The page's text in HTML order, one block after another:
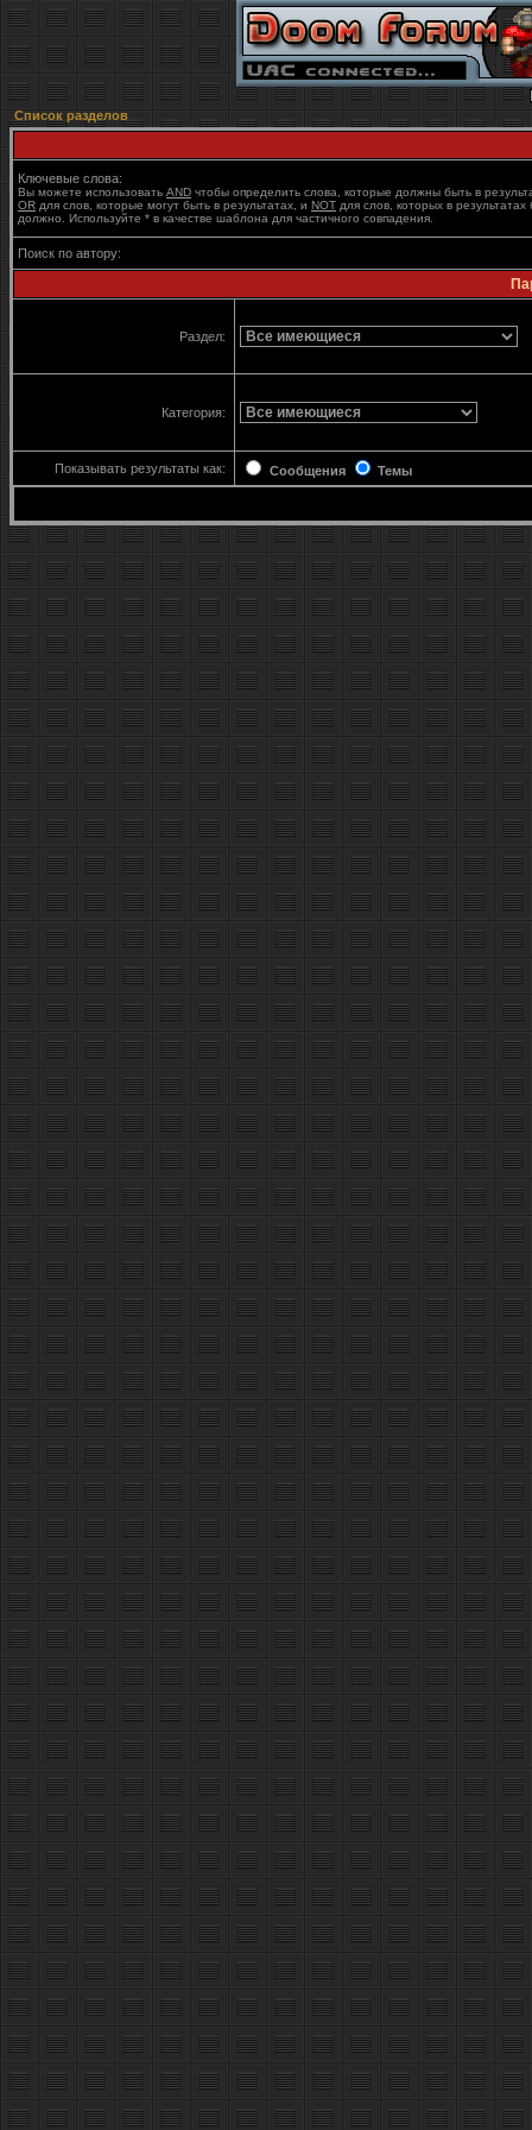
Список разделов
Ключевые слова:
Вы можете использовать AND чтобы определить слова, которые должны быть в
OR для слов, которые могут быть в результатах, и NOT для слов, которых в результатах
должно. Используйте * в качестве шаблона для частичного совпадения.
Поиск по автору:
Раздел:
Категория:
Показывать результаты как: Сообщения Темы